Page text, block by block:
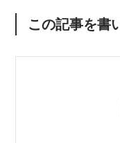
この記事を書